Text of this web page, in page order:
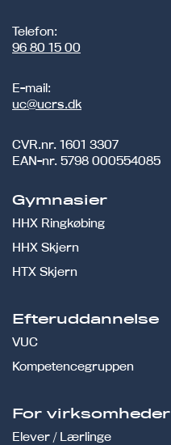
Telefon:
96 80 15 00
E-mail:
uc@ucrs.dk
CVR.nr. 1601 3307
EAN-nr. 5798 000554085
Gymnasier
HHX Ringkøbing
HHX Skjern
HTX Skjern
Efteruddannelse
VUC
Kompetencegruppen
For virksomheder
Elever / Lærlinge